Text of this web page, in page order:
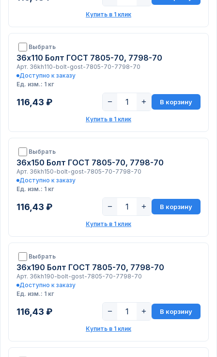
Купить в 1 клик
Выбрать
36х110 Болт ГОСТ 7805-70, 7798-70
Арт. 36kh110-bolt-gost-7805-70-7798-70
Доступно к заказу
Ед. изм.: 1 кг
116,43 ₽ − + В корзину
Купить в 1 клик
Выбрать
36х150 Болт ГОСТ 7805-70, 7798-70
Арт. 36kh150-bolt-gost-7805-70-7798-70
Доступно к заказу
Ед. изм.: 1 кг
116,43 ₽ − + В корзину
Купить в 1 клик
Выбрать
36х190 Болт ГОСТ 7805-70, 7798-70
Арт. 36kh190-bolt-gost-7805-70-7798-70
Доступно к заказу
Ед. изм.: 1 кг
116,43 ₽ − + В корзину
Купить в 1 клик